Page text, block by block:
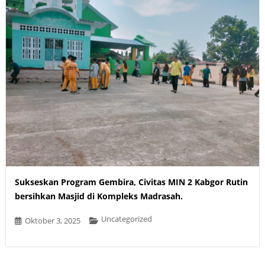
Sukseskan Program Gembira, Civitas MIN 2 Kabgor Rutin
bersihkan Masjid di Kompleks Madrasah.
Oktober 3, 2025 Uncategorized